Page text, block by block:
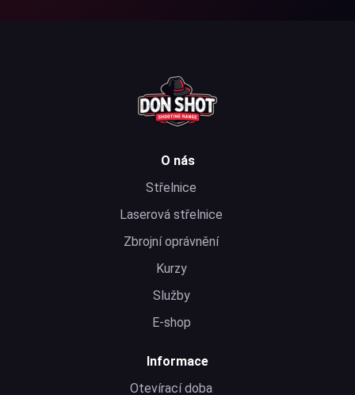
O nás
Střelnice
Laserová střelnice
Zbrojní oprávnění
Kurzy
Služby
E-shop
Informace
Otevírací doba